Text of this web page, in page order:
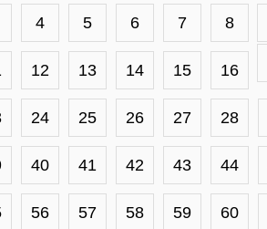
4 5 6 7 8
12 13 14 15 16
24 25 26 27 28
40 41 42 43 44
56 57 58 59 60